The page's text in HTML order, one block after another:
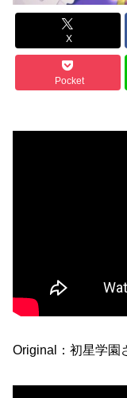
X
Pocket
Original：初星学園